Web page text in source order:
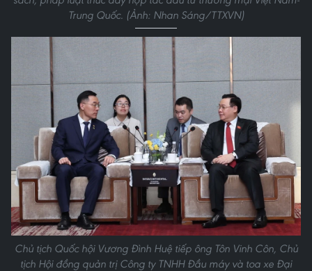
Trung Quốc. (Ảnh: Nhan Sáng/TTXVN)
Chủ tịch Quốc hội Vương Đình Huệ tiếp ông Tôn Vinh Côn, Chủ
tịch Hội đồng quản trị Công ty TNHH Đầu máy và toa xe Đại